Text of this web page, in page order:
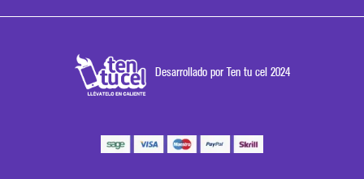
Desarrollado por Ten tu cel 2024